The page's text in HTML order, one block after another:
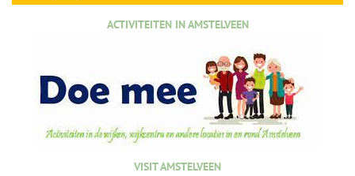
ACTIVITEITEN IN AMSTELVEEN
VISIT AMSTELVEEN